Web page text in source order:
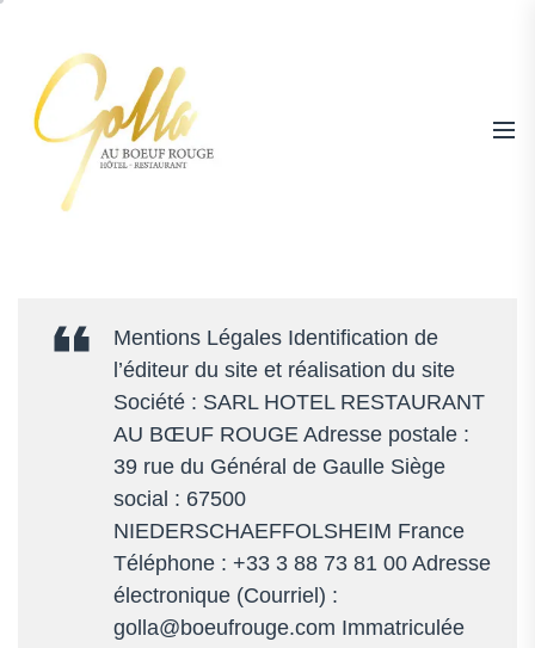
content
Niederschaeffolsheim
Mentions Légales Identification de
l’éditeur du site et réalisation du site
Société : SARL HOTEL RESTAURANT
AU BŒUF ROUGE Adresse postale :
39 rue du Général de Gaulle Siège
social : 67500
NIEDERSCHAEFFOLSHEIM France
Téléphone : +33 3 88 73 81 00 Adresse
électronique (Courriel) :
golla@boeufrouge.com Immatriculée